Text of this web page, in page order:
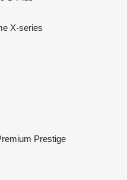
X-series
Prestige